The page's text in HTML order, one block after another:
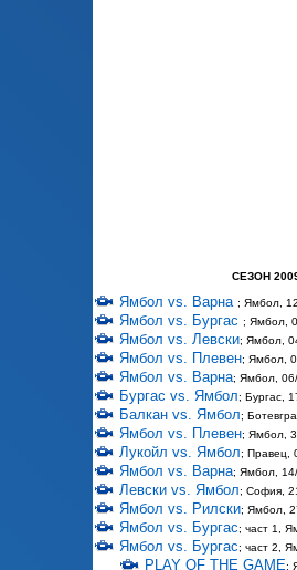
СЕЗОН
Ямбол vs. Варна ; Ямбол,
Ямбол vs. Бургас ; Ямбол,
Ямбол vs. Левски; Ямбол,
Ямбол vs. Плевен; Ямбол,
Ямбол vs. Варна; Ямбол,
Бургас vs. Ямбол; Бургас,
Балкан vs. Ямбол;
Ямбол vs. Плевен; Ямбол,
Лукойл vs. Ямбол; Правец,
Ямбол vs. Варна; Ямбол,
Левски vs. Ямбол; София,
Ямбол vs. Рилски; Ямбол,
Ямбол vs. Бургас; част 1,
Ямбол vs. Бургас; част 2,
PLAY OF THE GAME;